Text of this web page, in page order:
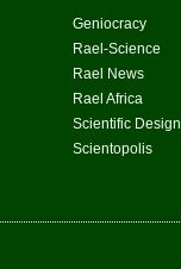
Geniocracy
Rael-Science
Rael News
Rael Africa
Scientific Design
Scientopolis